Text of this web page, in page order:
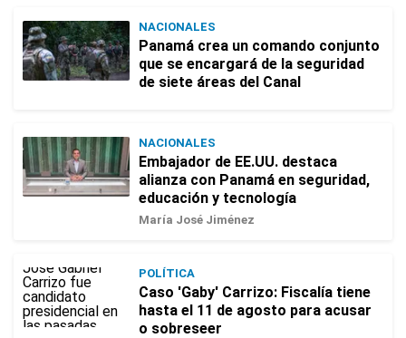
NACIONALES
Panamá crea un comando conjunto
que se encargará de la seguridad
de siete áreas del Canal
NACIONALES
Embajador de EE.UU. destaca
alianza con Panamá en seguridad,
educación y tecnología
María José Jiménez
POLÍTICA
Caso 'Gaby' Carrizo: Fiscalía tiene
hasta el 11 de agosto para acusar
o sobreseer